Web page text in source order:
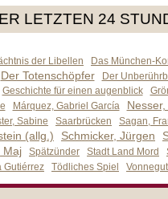
LETZTEN 24
der Libellen Das München-
Der Totenschöpfer
Der
Geschichte für einen augenblick
Márquez, Gabriel García
Sabine Saarbrücken
Sagan,
(allg.) Schmicker, Jürgen
Maj Spätzünder Stadt Land Mord
Gutiérrez Tödliches Spiel